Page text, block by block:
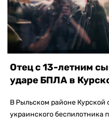
Отец с 13-летним
ударе БПЛА в
В Рыльском районе Курской
украинского беспилотника